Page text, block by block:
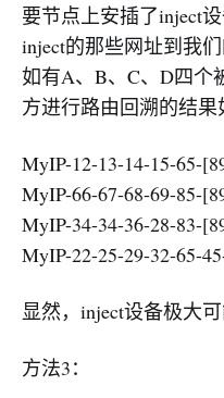
要节点上安插了inject
inject的那些网址到我
如有A、B、C、D四个
方进行路由回溯的结果
MyIP-12-13-14-15-65-
MyIP-66-67-68-69-85-
MyIP-34-34-36-28-83-
MyIP-22-25-29-32-65-
显然，inject设备极大可
方法3：